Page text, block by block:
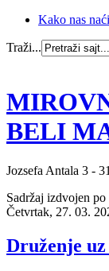
Kako nas naći
Traži...
BELI
Jozsefa Antala 3 -
Sadržaj izdvojen
Četvrtak, 27. 03.
Druženje